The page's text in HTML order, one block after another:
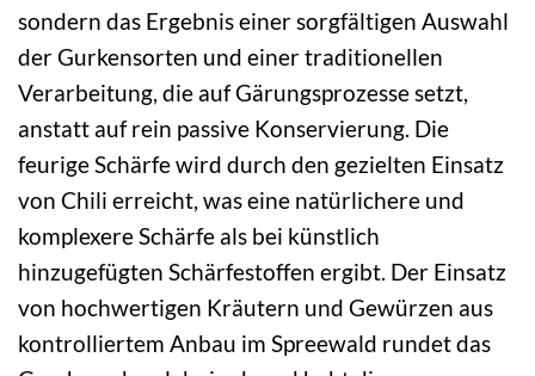
sondern das Ergebnis einer sorgfältigen Auswahl
der Gurkensorten und einer traditionellen
Verarbeitung, die auf Gärungsprozesse setzt,
anstatt auf rein passive Konservierung. Die
feurige Schärfe wird durch den gezielten Einsatz
von Chili erreicht, was eine natürlichere und
komplexere Schärfe als bei künstlich
hinzugefügten Schärfestoffen ergibt. Der Einsatz
von hochwertigen Kräutern und Gewürzen aus
kontrolliertem Anbau im Spreewald rundet das